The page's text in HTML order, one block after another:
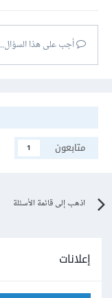
أجب على هذا السؤال...
متابعون
1
اذهب إلى قائمة الأسئلة
إعلانات